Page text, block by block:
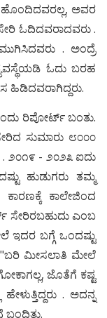
ಅವರ
ಓದಿದವರಾದವರು .
. ಅಂದ್ರೆ
ಓದು ಬರಹ
ಹಿಡಿದವರಾಗಿದ್ದರು.
ರಿಪೋರ್ಟ್ ಬಂತು.
ಸುಮಾರು ೮೦೦೦
. ೨೦೧೯ - ೨೦೨೩ ಐದು
ಹುಡುಗರು ತಮ್ಮ
ಕಾಲೇಜಿಂದ
ಸೇರಿರಬಹುದು ಎಂಬ
ಇದರ ಬಗ್ಗೆ ಒಂದಷ್ಟು
"ಬರಿ ಮೀಸಲಾತಿ ಮೇಲೆ
ಜೊತೆಗೆ ಕಷ್ಟ
. ಅದನ್ನ